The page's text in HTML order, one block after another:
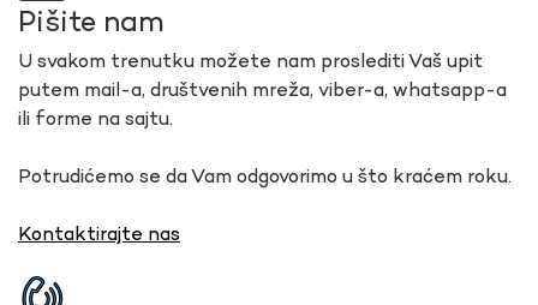
Pišite nam
U svakom trenutku možete nam proslediti Vaš upit
putem mail-a, društvenih mreža, viber-a, whatsapp-a
ili forme na sajtu.
Potrudićemo se da Vam odgovorimo u što kraćem roku.
Kontaktirajte nas